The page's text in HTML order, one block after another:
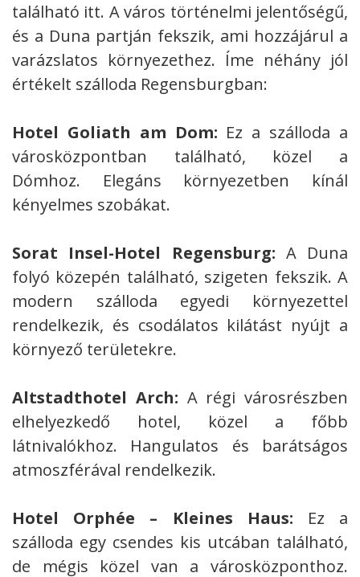
található itt. A város történelmi jelentőségű,
és a Duna partján fekszik, ami hozzájárul a
varázslatos környezethez. Íme néhány jól
értékelt szálloda Regensburgban:
Hotel Goliath am Dom: Ez a szálloda a
városközpontban található, közel a
Dómhoz. Elegáns környezetben kínál
kényelmes szobákat.
Sorat Insel-Hotel Regensburg: A Duna
folyó közepén található, szigeten fekszik. A
modern szálloda egyedi környezettel
rendelkezik, és csodálatos kilátást nyújt a
környező területekre.
Altstadthotel Arch: A régi városrészben
elhelyezkedő hotel, közel a főbb
látnivalókhoz. Hangulatos és barátságos
atmoszférával rendelkezik.
Hotel Orphée – Kleines Haus: Ez a
szálloda egy csendes kis utcában található,
de mégis közel van a városközponthoz.